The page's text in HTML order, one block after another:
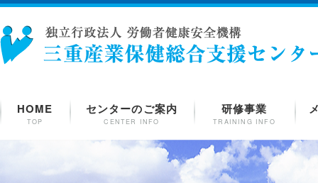
HOME
TOP
センターのご案内
CENTER INFO
研修事業
TRAINING INFO